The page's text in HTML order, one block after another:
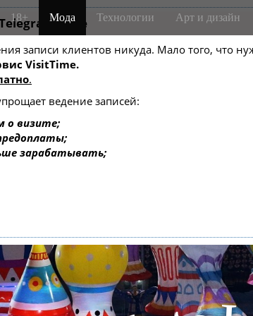
боте
записи клиентов никуда. Мало того,
VisitTime.
.
ведение записей:
о визите;
зарабатывать;
18+ Мода Технологии Арт и дизайн